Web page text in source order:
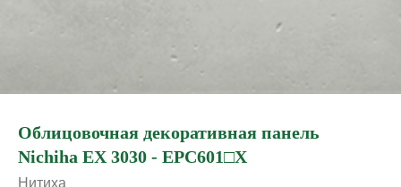
Облицовочная декоративная панель
Nichiha EX 3030 - EPC601□X
Нитиха